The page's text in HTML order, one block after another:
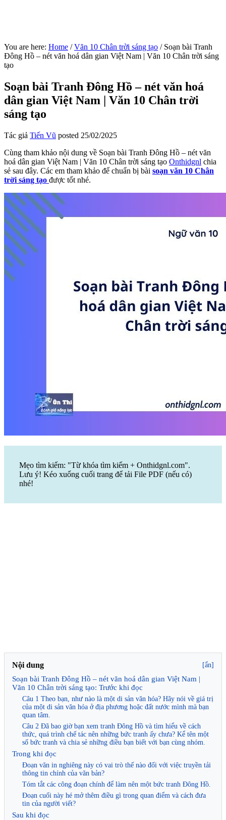
You are here: Home / Văn 10 Chân trời sáng tạo /Soạn bài Tranh
Đông Hồ – nét văn hoá dân gian Việt Nam | Văn 10 Chân trời sáng
tạo
Soạn bài Tranh Đông Hồ – nét văn hoá
dân gian Việt Nam | Văn 10 Chân trời
sáng tạo
Tác giả Tiến Vũ posted 25/02/2025
Cùng tham khảo nội dung về Soạn bài Tranh Đông Hồ – nét văn
hoá dân gian Việt Nam | Văn 10 Chân trời sáng tạo Onthidgnl chia
sẻ sau đây. Các em tham khảo để chuẩn bị bài soạn văn 10 Chân
trời sáng tạo được tốt nhé.
Mẹo tìm kiếm: "Từ khóa tìm kiếm + Onthidgnl.com".
Lưu ý! Kéo xuống cuối trang để tải File PDF (nếu có)
nhé!
Nội dung [ẩn]
Soạn bài Tranh Đông Hồ – nét văn hoá dân gian Việt Nam |
Văn 10 Chân trời sáng tạo: Trước khi đọc
Câu 1 Theo bạn, như nào là một di sản văn hóa? Hãy nói về giá trị
của một di sản văn hóa ở địa phương hoặc đất nước mình mà bạn
quan tâm.
Câu 2 Đã bao giờ bạn xem tranh Đông Hồ và tìm hiểu về cách
thức, quá trình chế tác nên những bức tranh ấy chưa? Kể tên một
số bức tranh và chia sẻ những điều bạn biết với bạn cùng nhóm.
Trong khi đọc
Đoạn văn in nghiêng này có vai trò thế nào đối với việc truyền tải
thông tin chính của văn bản?
Tóm tắt các công đoạn chính để làm nên một bức tranh Đông Hồ.
Đoạn cuối này hé mở thêm điều gì trong quan điểm và cách đưa
tin của người viết?
Sau khi đọc